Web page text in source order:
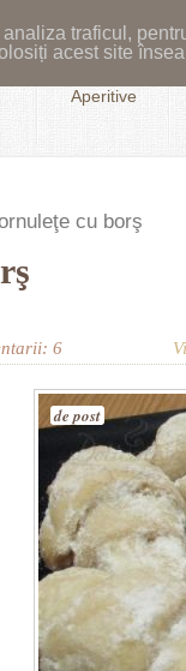
traficul,
acest site
Aperitive
cu borş
6
de post